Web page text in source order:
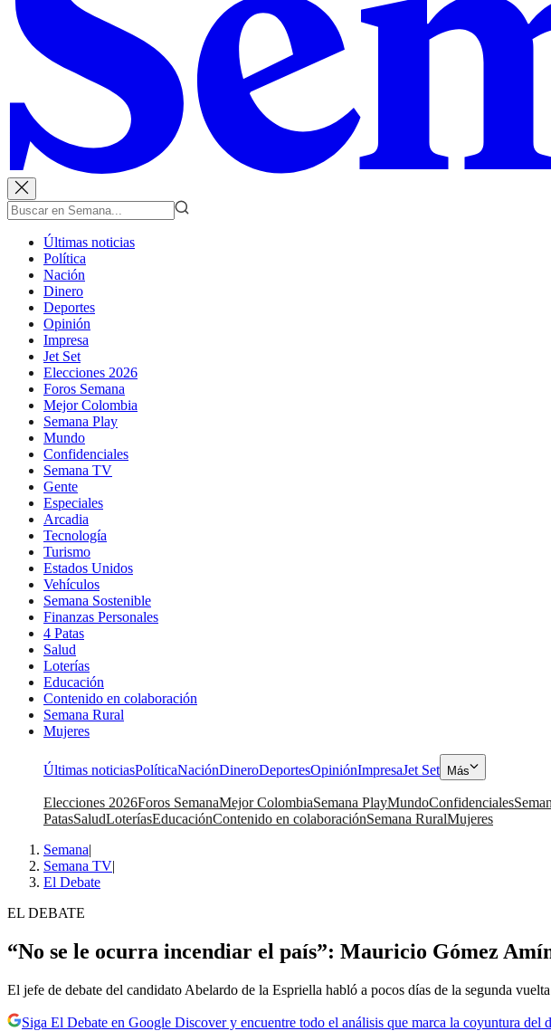
Últimas noticias
Política
Nación
Dinero
Deportes
Opinión
Impresa
Jet Set
Elecciones 2026
Foros Semana
Mejor Colombia
Semana Play
Mundo
Confidenciales
Semana TV
Gente
Especiales
Arcadia
Tecnología
Turismo
Estados Unidos
Vehículos
Semana Sostenible
Finanzas Personales
4 Patas
Salud
Loterías
Educación
Contenido en colaboración
Semana Rural
Mujeres
Últimas noticiasPolíticaNaciónDineroDeportesOpiniónImpresaJet Set Más
Elecciones 2026Foros SemanaMejor ColombiaSemana PlayMundoConfidenciales
PatasSaludLoteríasEducaciónContenido en colaboraciónSemana RuralMujeres
Semana|
Semana TV|
El Debate
EL DEBATE
“No se le ocurra incendiar el país”: Mauricio Gómez
El jefe de debate del candidato Abelardo de la Espriella habló a pocos días de la segunda
Siga El Debate en Google Discover y encuentre todo el análisis que marca la coyuntura del